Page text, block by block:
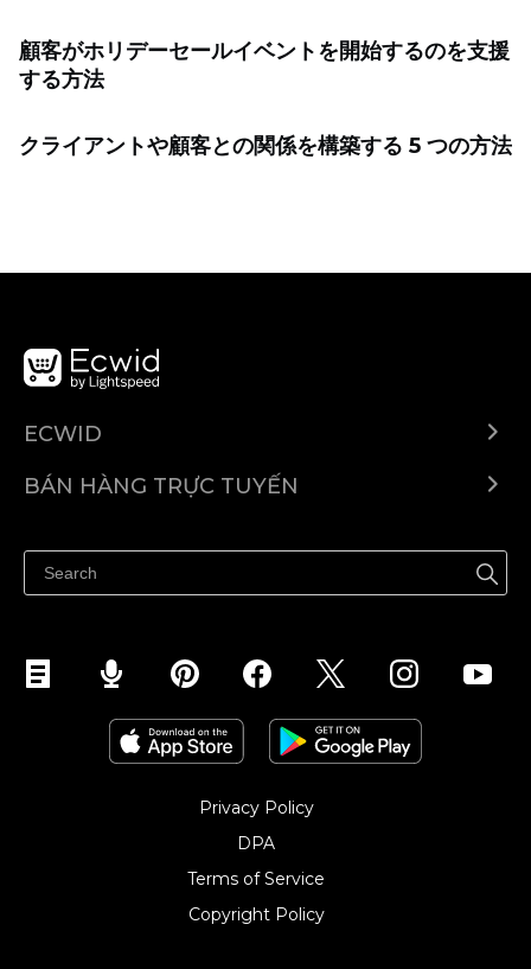
顧客がホリデーセールイベントを開始するのを支援
する方法
クライアントや顧客との関係を構築する 5 つの方法
ECWID
Trung tâm trợ giúp
BÁN HÀNG TRỰC TUYẾN
Quảng bá ở bất cứ đâu
Kiểm soát mọi thứ
Privacy Policy
DPA
Terms of Service
Copyright Policy‎